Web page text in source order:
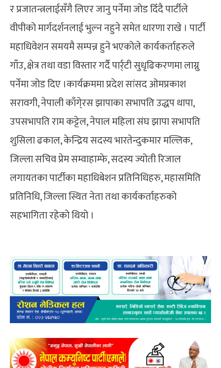
र प्रजातन्त्रलाईसँगै लिएर जानु पर्नेमा जोड दिँदै पार्टीले
वीपीको मार्गदर्शनलाई भुल्न नहुने समेत धारणा राखे । पार्टी
महाधिवेशन समयमै सम्पन्न हुने भएकोले कार्यकर्ताहरुले
गाँउ, क्षेत्र तथा वडा विस्तार गर्दै पार्र्टी सुधृढिकरणमा लाग्नु
पर्नेमा जोड दिए ।कार्यक्रममा प्रदेश सांसद ओमप्रकाश
सरावगी, नेपाली काँगे्रस झापाका सभापति उद्धप थापा,
उपसभापति राम कट्टेल, नेपाल महिला संघ झापा सभापति
शुसिला ढकाल, केन्द्रिय सदस्य भारतेन्दुकमार मल्लिक,
जिल्ला सचिव प्रेम सम्वाहाम्फे, सदस्य ज्योती रिजाल
लगायतका पार्टीका महाधिबेशन प्रतिनिधिहरु, महासमिति
प्रतिनिधि, जिल्ला स्थित नेता तथा कार्यकर्ताहरुको
सहभागिता रहेको थियो ।